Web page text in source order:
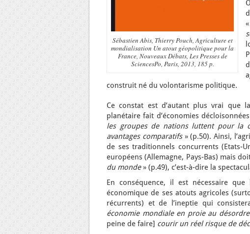
Sébastien Abis, Thierry Pouch, Agriculture et
mondialisation Un atout géopolitique pour la
France, Nouveaux Débats, Les Presses de
SciencesPo, Paris, 2013, 185 p.
«
construit né du volontarisme politique.
Ce constat est d’autant plus vrai que
planétaire fait d’économies
les groupes de nations luttent pour la
avantages comparatifs» (p.50). Ainsi,
de ses traditionnels concurrents (Etats-
européens (Allemagne, Pays-Bas) mais
du monde» (p.49), c’est-à-dire la
En conséquence, il est nécessaire
économique de ses atouts agricoles
récurrents) et de l’ineptie qui
économie mondiale en proie au
peine de faire] courir un réel risque de